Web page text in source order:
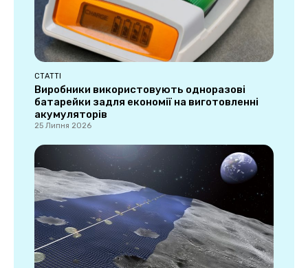
СТАТТІ
Виробники використовують одноразові
батарейки задля економії на виготовленні
акумуляторів
25 Липня 2026